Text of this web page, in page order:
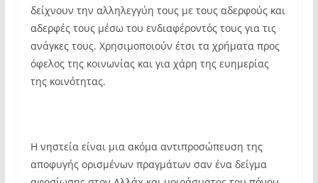
δείχνουν την αλληλεγγύη τους με τους αδερφούς και
αδερφές τους μέσω του ενδιαφέροντός τους για τις
ανάγκες τους. Χρησιμοποιούν έτσι τα χρήματα προς
όφελος της κοινωνίας και για χάρη της ευημερίας
της κοινότητας.
Η νηστεία είναι μια ακόμα αντιπροσώπευση της
αποφυγής ορισμένων πραγμάτων σαν ένα δείγμα